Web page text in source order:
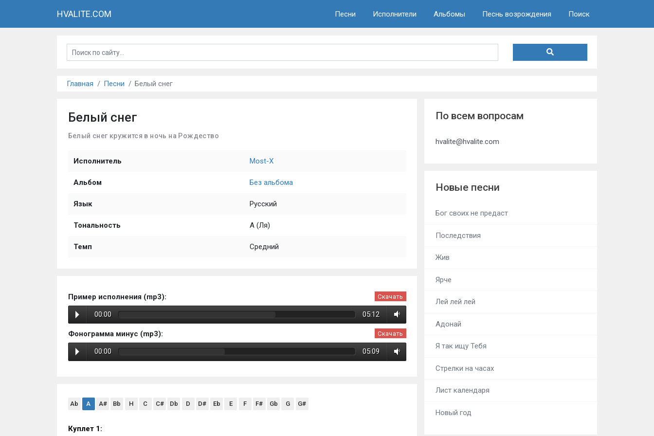
HVALITE.COM Песни Исполнители Альбомы Песнь возрождения Поиск
Главная Песни Белый снег
Белый снег
Белый снег кружится в ночь на Рождество
Исполнитель Most-X
Альбом Без альбома
Язык Русский
Тональность A (Ля)
Темп Средний
Пример исполнения (mp3): Скачать
00:00 05:12
Фонограмма минус (mp3): Скачать
00:00 05:09
Ab A A# Bb H C C# Db D D# Eb E F F# Gb G G#
Куплет 1:
По всем вопросам
hvalite@hvalite.com
Новые песни
Бог своих не предаст
Последствия
Жив
Ярче
Лей лей лей
Адонай
Я так ищу Тебя
Стрелки на часах
Лист календаря
Новый год